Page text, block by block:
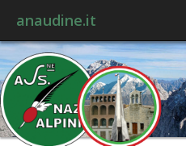
anaudine.it